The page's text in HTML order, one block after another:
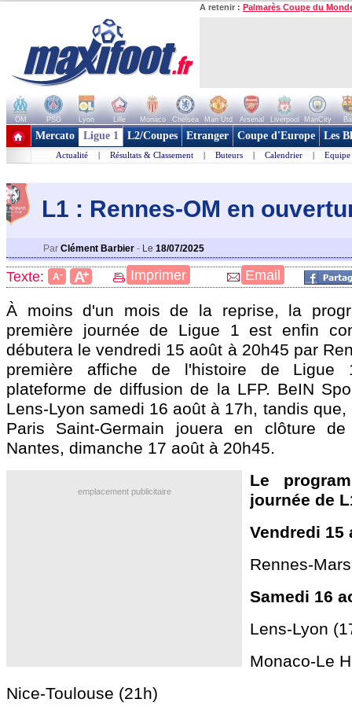
A retenir : Palmarès Coupe du
OM PSG Lyon Lille Monaco Chelsea Man Utd Arsenal Liverpool ManCity
+ de clubs
Mercato Ligue 1 L2/Coupes Etranger Coupe d'Europe Les
Actualité | Résultats & Classement | Buteurs | Calendrier | Equipe
L1 : Rennes-OM en
Par Clément Barbier - Le 18/07/2025
Texte: A- A+ Imprimer Email
À moins d'un mois de la reprise, la
première journée de Ligue 1 est enfin
débutera le vendredi 15 août à 20h45 par
première affiche de l'histoire de Ligue
plateforme de diffusion de la LFP. BeIN
Lens-Lyon samedi 16 août à 17h, tandis
Paris Saint-Germain jouera en clôture
Nantes, dimanche 17 août à 20h45.
emplacement publicitaire
Le
journée de
Vendredi 15
Rennes-
Samedi 16
Lens-Lyon
Monaco-Le
Nice-Toulouse (21h)